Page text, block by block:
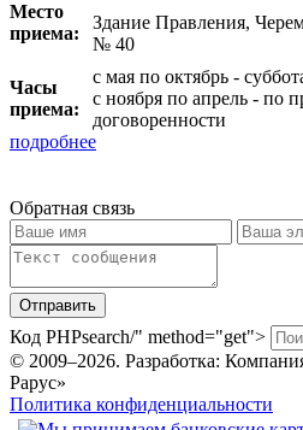
Место
приема:
Здание Правления,
№ 40
Часы
приема:
с мая по октябрь -
с ноября по апрель - по
договоренности
подробнее
Обратная связь
Отправить
Код PHPsearch/" method="get">
© 2009–2026. Разработка:
Рарус»
Политика конфиденциальности